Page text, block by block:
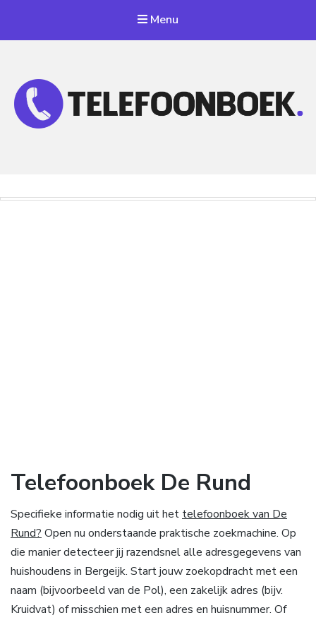
Menu
Telefoonboek De Rund
Specifieke informatie nodig uit het telefoonboek van De
Rund? Open nu onderstaande praktische zoekmachine. Op
die manier detecteer jij razendsnel alle adresgegevens van
huishoudens in Bergeijk. Start jouw zoekopdracht met een
naam (bijvoorbeeld van de Pol), een zakelijk adres (bijv.
Kruidvat) of misschien met een adres en huisnummer. Of